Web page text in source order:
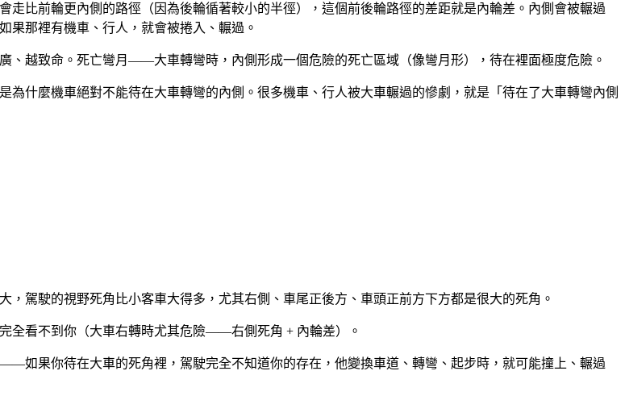
比前輪更內側的路徑（因為後輪循著較小的半徑），這個前後輪路徑的差距就是內輪差。內側會被輾過
那裡有機車、行人，就會被捲入、輾過。
越致命。死亡彎月——大車轉彎時，內側形成一個危險的死亡區域（像彎月形），待在裡面極度危險。
什麼機車絕對不能待在大車轉彎的內側。很多機車、行人被大車輾過的慘劇，就是「待在了大車轉彎內側
駕駛的視野死角比小客車大得多，尤其右側、車尾正後方、車頭正前方下方都是很大的死角。
全看不到你（大車右轉時尤其危險——右側死角 + 內輪差）。
果你待在大車的死角裡，駕駛完全不知道你的存在，他變換車道、轉彎、起步時，就可能撞上、輾過